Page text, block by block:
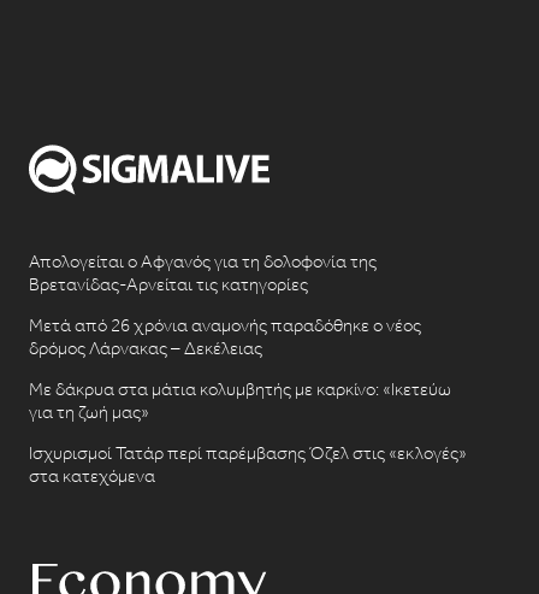
Απολογείται ο Αφγανός για τη δολοφονία της
Βρετανίδας-Αρνείται τις κατηγορίες
Μετά από 26 χρόνια αναμονής παραδόθηκε ο νέος
δρόμος Λάρνακας – Δεκέλειας
Με δάκρυα στα μάτια κολυμβητής με καρκίνο: «Ικετεύω
για τη ζωή μας»
Ισχυρισμοί Τατάρ περί παρέμβασης Όζελ στις «εκλογές»
στα κατεχόμενα